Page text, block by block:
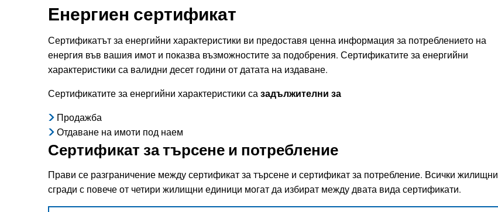
Енергиен сертификат
Сертификатът за енергийни характеристики ви предоставя ценна информация за потреблението на
енергия във вашия имот и показва възможностите за подобрения. Сертификатите за енергийни
характеристики са валидни десет години от датата на издаване.
Сертификатите за енергийни характеристики са задължителни за
Продажба
Отдаване на имоти под наем
Сертификат за търсене и потребление
Прави се разграничение между сертификат за търсене и сертификат за потребление. Всички жилищни
сгради с повече от четири жилищни единици могат да избират между двата вида сертификати.